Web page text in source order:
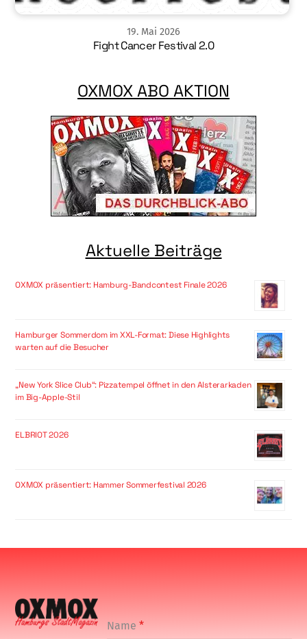
19. Mai 2026
Fight Cancer Festival 2.0
OXMOX ABO AKTION
Aktuelle Beiträge
OXMOX präsentiert: Hamburg-Bandcontest Finale 2026
Hamburger Sommerdom im XXL-Format: Diese Highlights
warten auf die Besucher
„New York Slice Club“: Pizzatempel öffnet in den Alsterarkaden
im Big-Apple-Stil
ELBRIOT 2026
OXMOX präsentiert: Hammer Sommerfestival 2026
Name*